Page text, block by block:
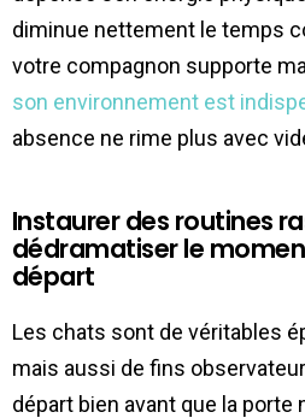
diminue nettement le temps
votre compagnon supporte
son environnement est
absence ne rime plus avec
Instaurer des routines
dédramatiser le
départ
Les chats sont de véritables
mais aussi de fins
départ bien avant que la porte